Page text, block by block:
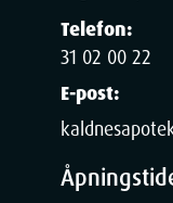
Telefon:
31 02 00 22
E-post: